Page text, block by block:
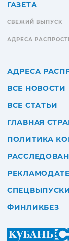
ГАЗЕТА
СВЕЖИЙ ВЫПУСК
АДРЕСА
АДРЕСА
ВСЕ НОВОСТИ
ВСЕ СТАТЬИ
ГЛАВНАЯ
ПОЛИТИКА
ФИНЛИКБЕЗ